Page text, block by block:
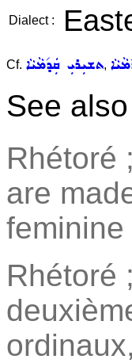
Dialect :
Cf. ܬܫܝܼܪܝܼ ܩܲܕ݇ܡܵܝܵܐ,
See
Rhétoré
are
feminine
Rhétoré